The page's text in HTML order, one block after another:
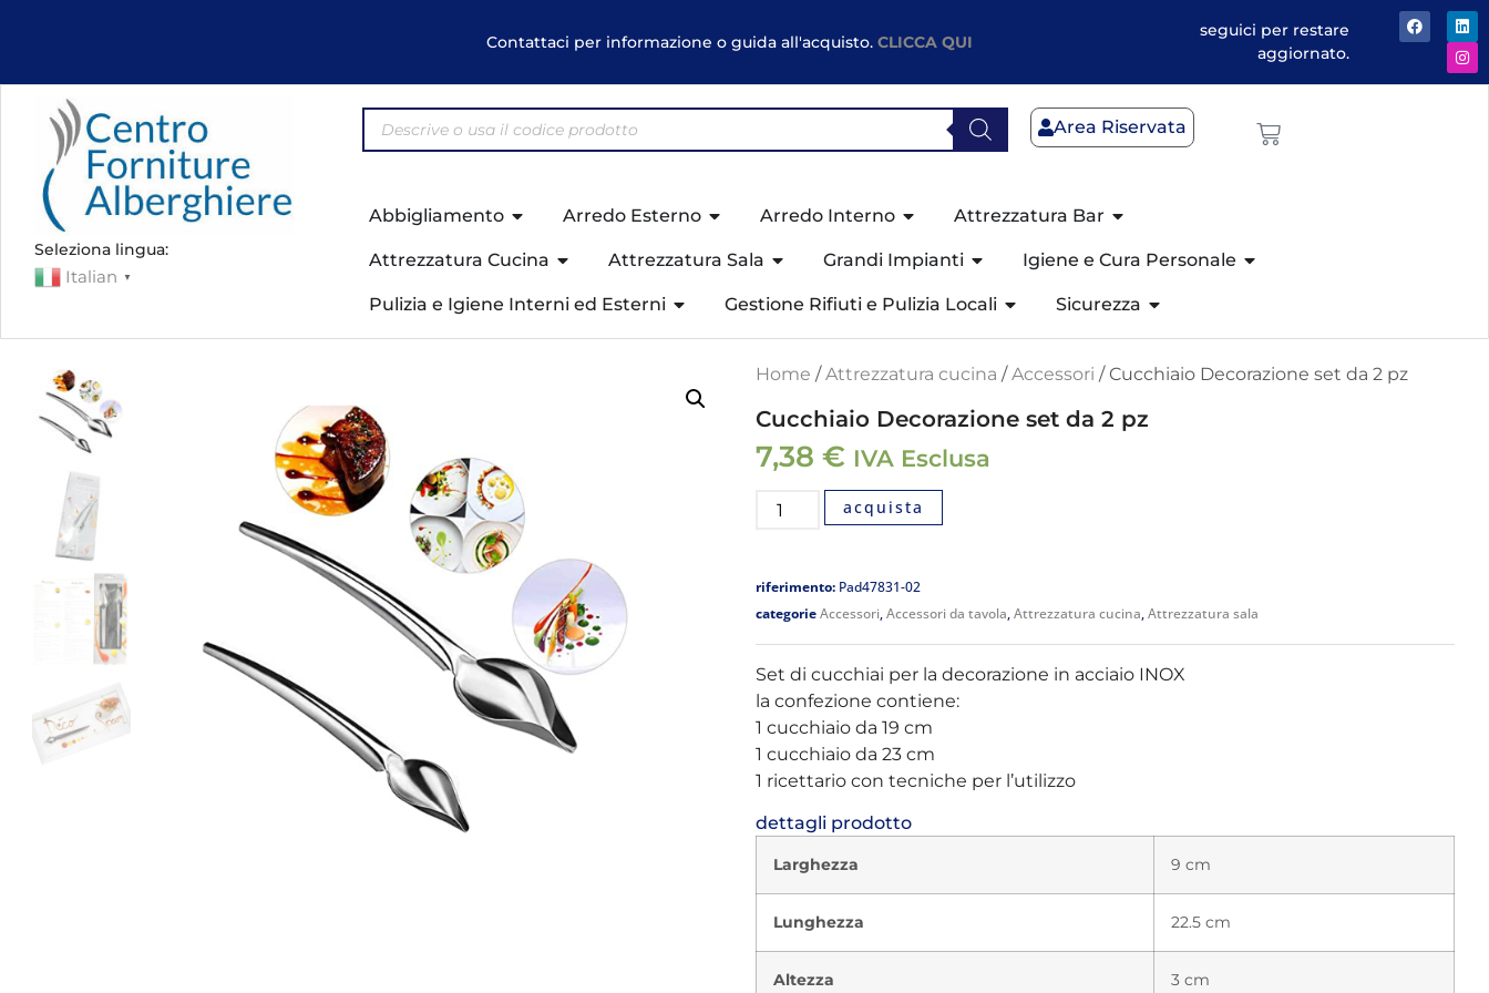
Contattaci per informazione o guida all'acquisto.CLICCA QUI
seguici per restare
aggiornato.
Seleziona lingua:
Italian ▼
Area Riservata
Abbigliamento Arredo Esterno Arredo Interno Attrezzatura Bar
Attrezzatura Cucina Attrezzatura Sala Grandi Impianti Igiene e Cura Personale
Pulizia e Igiene Interni ed Esterni Gestione Rifiuti e Pulizia Locali Sicurezza
Home /Attrezzatura cucina /Accessori / Cucchiaio Decorazione set da 2 pz
Cucchiaio Decorazione set da 2 pz
7,38 € IVA Esclusa
acquista
riferimento: Pad47831-02
categorieAccessori,Accessori da tavola,Attrezzatura cucina,Attrezzatura sala
Set di cucchiai per la decorazione in acciaio INOX
la confezione contiene:
1 cucchiaio da 19 cm
1 cucchiaio da 23 cm
1 ricettario con tecniche per l’utilizzo
dettagli prodotto
Larghezza 9 cm
Lunghezza 22.5 cm
Altezza 3 cm